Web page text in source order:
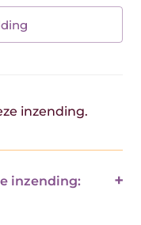
inzending.
inzending: